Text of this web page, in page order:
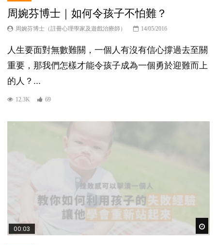
周婉芬博士｜如何令孩子不怕難？
周婉芬博士（註冊心理學家及遊戲治療師） 14/05/2016
人生要面對無數難關，一個人有沒有信心撐過去至關
重要，那我們怎樣才能令孩子成為一個勇於迎難而上
的人？...
12.3K 69
00:03